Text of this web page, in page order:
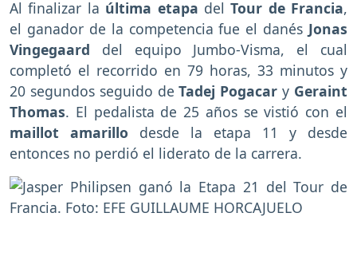
Al finalizar la última etapa delTour de Francia,
el ganador de la competencia fue el danés Jonas
Vingegaard del equipo Jumbo-Visma, el cual
completó el recorrido en 79 horas, 33 minutos y
20 segundos seguido deTadej Pogacar y Geraint
Thomas. El pedalista de 25 años se vistió con el
maillot amarillo desde la etapa 11 y desde
entonces no perdió el liderato de la carrera.